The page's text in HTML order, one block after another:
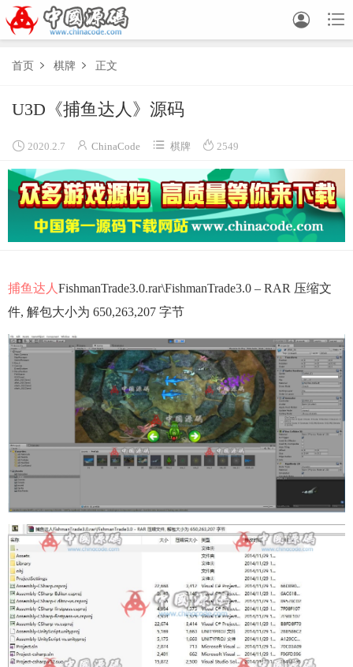


首页  棋牌  正文
U3D《捕鱼达人》源码
 2020.2.7  ChinaCode  棋牌  2549
捕鱼达人 FishmanTrade3.0.rar\FishmanTrade3.0 – RAR 压缩文
件, 解包大小为 650,263,207 字节